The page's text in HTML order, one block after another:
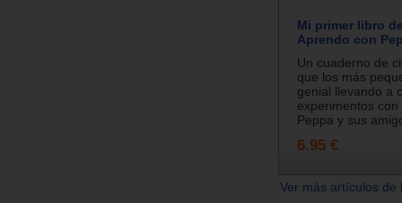
Mi primer libro
Aprendo con
Un cuaderno de
que los más
genial llevando a
experimentos
Peppa y sus
6.95 €
Ver más artículos